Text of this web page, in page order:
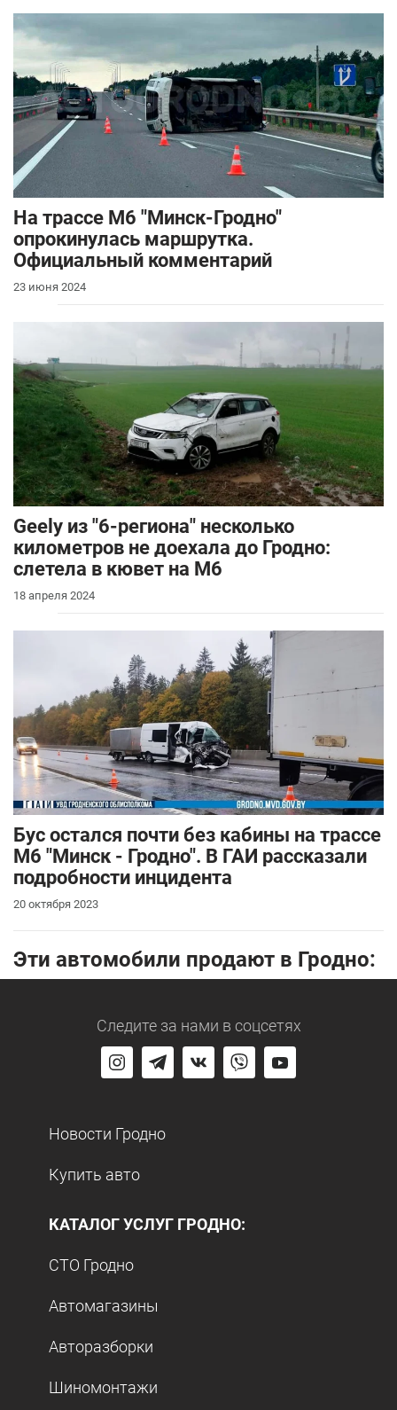
На трассе М6 "Минск-Гродно"
опрокинулась маршрутка.
Официальный комментарий
23 июня 2024
Geely из "6-региона" несколько
километров не доехала до Гродно:
слетела в кювет на М6
18 апреля 2024
Бус остался почти без кабины на трассе
М6 "Минск - Гродно". В ГАИ рассказали
подробности инцидента
20 октября 2023
Эти автомобили продают в Гродно:
Следите за нами в соцсетях
Новости Гродно
Купить авто
КАТАЛОГ УСЛУГ ГРОДНО:
СТО Гродно
Автомагазины
Авторазборки
Шиномонтажи